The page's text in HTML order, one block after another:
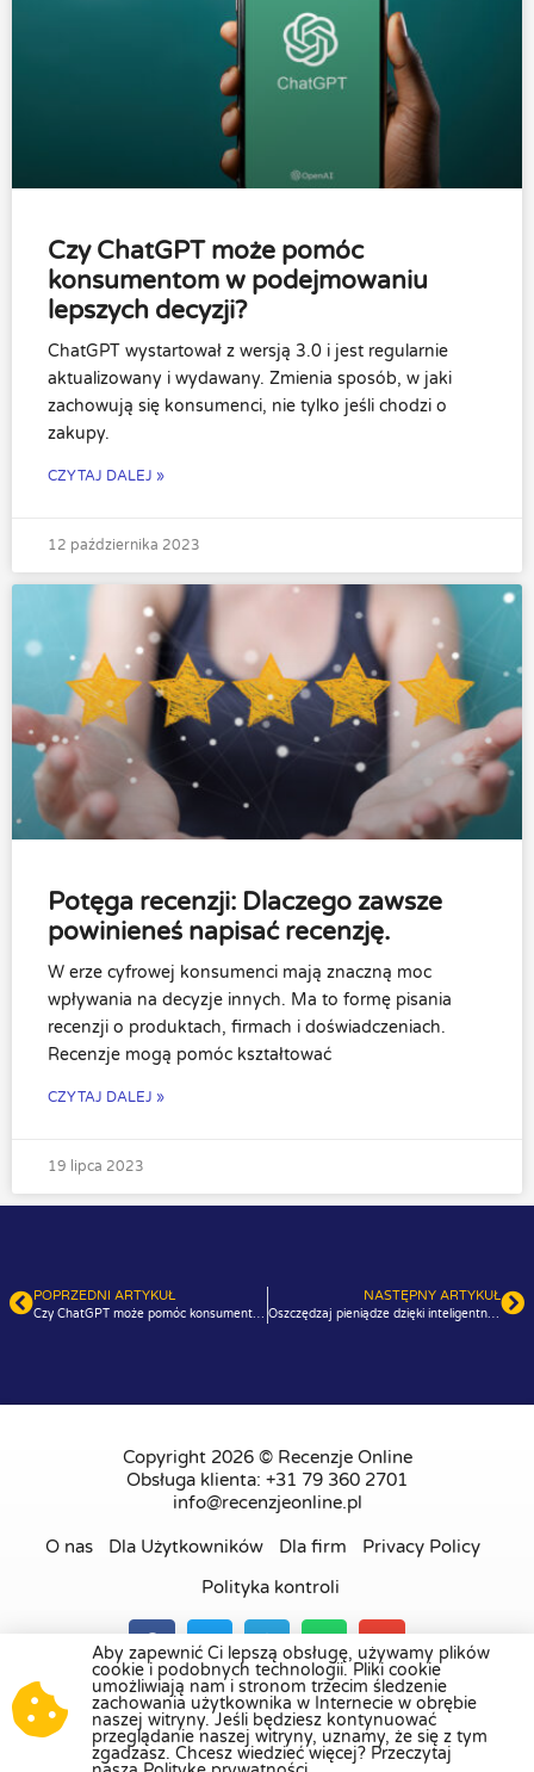
Czy ChatGPT może pomóc
konsumentom w podejmowaniu
lepszych decyzji?
ChatGPT wystartował z wersją 3.0 i jest regularnie
aktualizowany i wydawany. Zmienia sposób, w jaki
zachowują się konsumenci, nie tylko jeśli chodzi o
zakupy.
CZYTAJ DALEJ »
12 października 2023
Potęga recenzji: Dlaczego zawsze
powinieneś napisać recenzję.
W erze cyfrowej konsumenci mają znaczną moc
wpływania na decyzje innych. Ma to formę pisania
recenzji o produktach, firmach i doświadczeniach.
Recenzje mogą pomóc kształtować
CZYTAJ DALEJ »
19 lipca 2023
POPRZEDNI ARTYKUŁ
Czy ChatGPT może pomóc konsumentom w podejmowaniu lepszych decyzji?
NASTĘPNY ARTYKUŁ
Oszczędzaj pieniądze dzięki inteligentnym zakupom sezonowym
Copyright 2026 © Recenzje Online
Obsługa klienta: +31 79 360 2701
info@recenzjeonline.pl
O nas Dla Użytkowników Dla firm
Privacy Policy
Polityka kontroli
Odwiedź naszą platformę recenzji wHolandii,
Wielkiej Brytanii,Francji,Niemczech,Belgii,
Hiszpanii,Włoszech,Portugalii,Danii,Finlandii i
Aby zapewnić Ci lepszą obsługę, używamy plików
cookie i podobnych technologii. Pliki cookie
umożliwiają nam i stronom trzecim śledzenie
zachowania użytkownika w Internecie w obrębie
naszej witryny. Jeśli będziesz kontynuować
przeglądanie naszej witryny, uznamy, że się z tym
zgadzasz. Chcesz wiedzieć więcej? Przeczytaj